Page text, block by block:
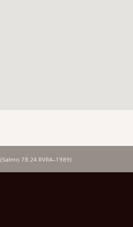
(Salmo 78:24 RVRA–1989)